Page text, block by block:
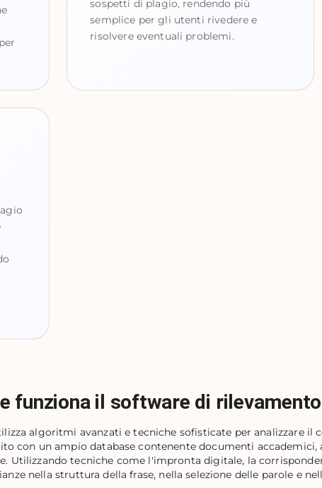
sospetti di plagio, rendendo più
semplice per gli utenti rivedere e
risolvere eventuali problemi.
funziona il software di
algoritmi avanzati e tecniche sofisticate per analizzare
con un ampio database contenente documenti
Utilizzando tecniche come l'impronta digitale, la
nella struttura della frase, nella selezione delle parole e